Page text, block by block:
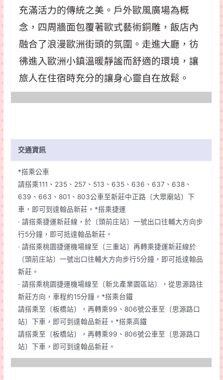
充滿活力的傳統之美。戶外歐風廣場為概
念，四周牆面包覆著歐式藝術銅雕，飯店內
融合了浪漫歐洲街頭的氛圍。走進大廳，彷
彿進入歐洲小鎮溫暖靜謐而舒適的環境，讓
旅人在住宿時充分的讓身心靈自在放鬆。
交通資訊
*搭乘公車
請搭乘111、235、257、513、635、636、637、638、
639、663、801、803公車至新莊中正路〔大眾廟站〕下
車，即可到達翰品新莊。*搭乘捷運
· 請搭乘捷運新莊線，於〔頭前庄站〕一號出口往輔大方向步
行5分鐘，即可抵達翰品新莊。
· 請搭乘桃園捷運機場線至〔三重站〕再轉乘捷運新莊線於
〔頭前庄站〕一號出口往輔大方向步行5分鐘，即可抵達翰品
新莊。
· 請搭乘桃園捷運機場線至〔新北產業園區站〕，從思源路往
新莊方向，車程約15分鐘。*搭乘台鐵
請搭乘至〔板橋站〕，再轉乘99、806號公車至〔思源路口
站〕下車，即可到達翰品新莊。*搭乘高鐵
請搭乘至〔板橋站〕，再轉乘99、806號公車至〔思源路口
站〕下車，即可到達翰品新莊。